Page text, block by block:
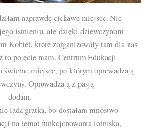
naprawdę ciekawe miejsce. Nie
istnieniu, ale dzięki dziewczynom
Kobiet, które zorganizowały tam dla nas
to pojęcie mam. Centrum Edukacji
miejsce, po którym oprowadzają
Oprowadzają z pasją
dodam.
lada gratka, bo dostałam mnóstwo
na temat funkcjonowania lotniska,